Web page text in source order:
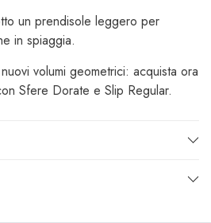
un prendisole leggero per
in spiaggia.
volumi geometrici: acquista ora
Sfere Dorate e Slip Regular.